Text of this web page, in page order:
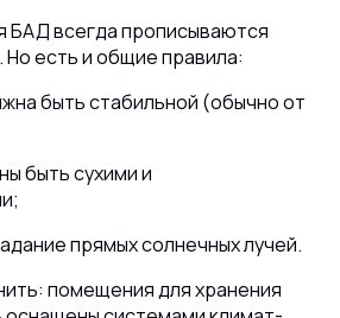
БАД всегда прописываются
есть и общие правила:
быть стабильной (обычно от
быть сухими и
прямых солнечных лучей.
помещения для хранения